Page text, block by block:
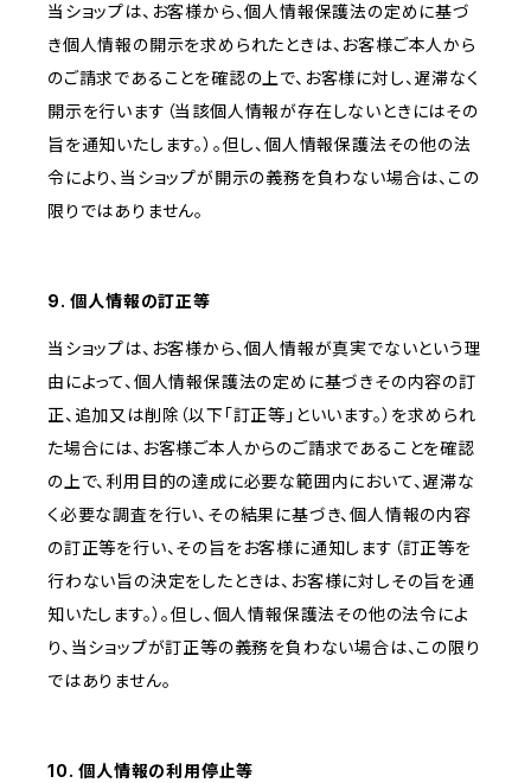
当ショップは、お客様から、個人情報保護法の定めに基づ
き個人情報の開示を求められたときは、お客様ご本人から
のご請求であることを確認の上で、お客様に対し、遅滞なく
開示を行います（当該個人情報が存在しないときにはその
旨を通知いたします。）。但し、個人情報保護法その他の法
令により、当ショップが開示の義務を負わない場合は、この
限りではありません。
9. 個人情報の訂正等
当ショップは、お客様から、個人情報が真実でないという理
由によって、個人情報保護法の定めに基づきその内容の訂
正、追加又は削除（以下「訂正等」といいます。）を求められ
た場合には、お客様ご本人からのご請求であることを確認
の上で、利用目的の達成に必要な範囲内において、遅滞な
く必要な調査を行い、その結果に基づき、個人情報の内容
の訂正等を行い、その旨をお客様に通知します（訂正等を
行わない旨の決定をしたときは、お客様に対しその旨を通
知いたします。）。但し、個人情報保護法その他の法令によ
り、当ショップが訂正等の義務を負わない場合は、この限り
ではありません。
10. 個人情報の利用停止等